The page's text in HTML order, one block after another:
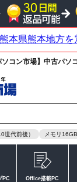
コン市場】中古パソ
世代前後） メモリ16GB
PC Office搭載PC